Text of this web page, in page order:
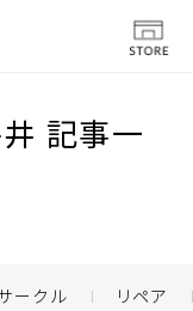
記事一
ークル リペア